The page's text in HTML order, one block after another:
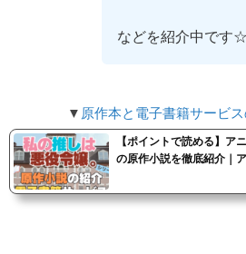
などを紹介中です☆
▼ 原作本と電子書籍サービ
【ポイントで読める】ア
の原作小説を徹底紹介｜